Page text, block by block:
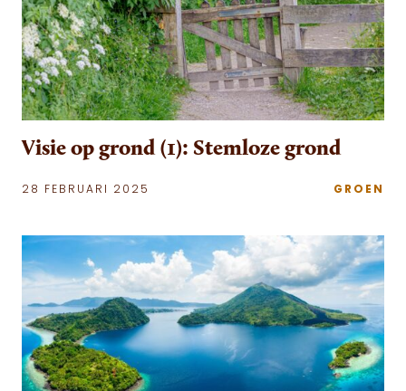
Visie op grond (1): Stemloze grond
28 FEBRUARI 2025 GROEN